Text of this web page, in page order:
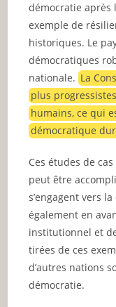
démocratie après
exemple de
historiques. Le
démocratiques
nationale.La
plus
humains, ce qui
démocratique
Ces études de
peut être
s’engagent vers
également en
institutionnel et
tirées de ces
d’autres nations
démocratie.